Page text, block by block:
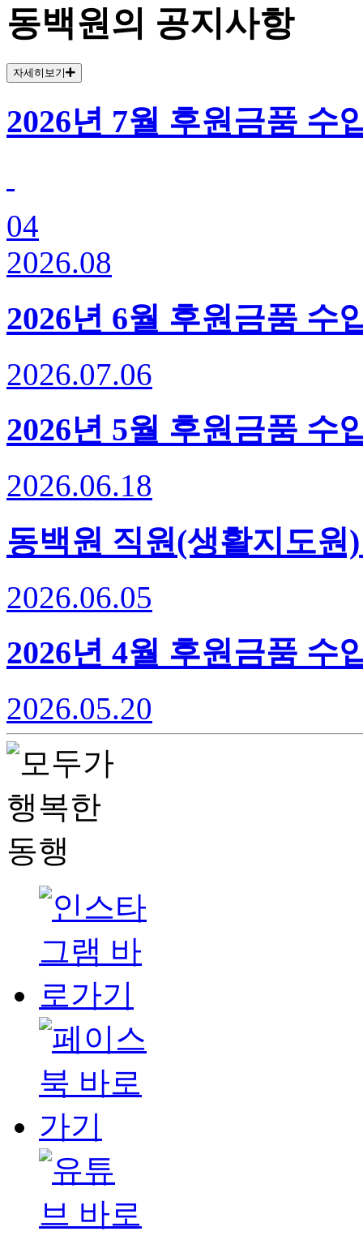
동백원의 공지사항
자세히보기
2026년 7월 후원금품
04
2026.08
2026년 6월 후원금품
2026.07.06
2026년 5월 후원금품
2026.06.18
동백원 직원(생활지도원
2026.06.05
2026년 4월 후원금품
2026.05.20